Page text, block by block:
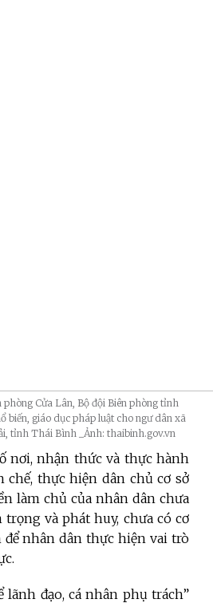
phòng Cửa Lân, Bộ đội Biên phòng tỉnh
biến, giáo dục pháp luật cho ngư dân xã
tỉnh Thái Bình _Ảnh: thaibinh.gov.vn
nơi, nhận thức và thực hành
chế, thực hiện dân chủ cơ sở
làm chủ của nhân dân chưa
và phát huy, chưa có cơ
để nhân dân thực hiện vai trò
lãnh đạo, cá nhân phụ trách”